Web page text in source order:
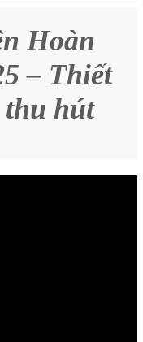
Hoàn
– Thiết
thu hút